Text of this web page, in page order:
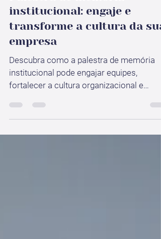
Palestra de memória
institucional: engaje e
transforme a cultura da sua
empresa
Descubra como a palestra de memória
institucional pode engajar equipes,
fortalecer a cultura organizacional e